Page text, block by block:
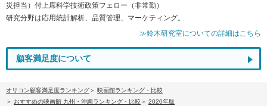
災担当）付上席科学技術政策フェロー（非常勤）
研究分野は応用統計解析、品質管理、マーケティング。
≫鈴木研究室についての詳細はこちら
顧客満足度について
オリコン顧客満足度ランキング
映画館ランキング・比較
おすすめの映画館 九州・沖縄ランキング・比較
2020年版